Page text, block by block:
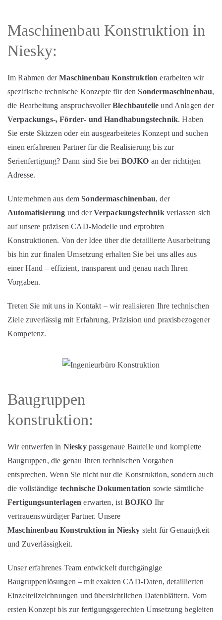
Maschinenbau Konstruktion in
Niesky:
Im Rahmen derMaschinenbau Konstruktion erarbeiten wir
spezifische technische Konzepte für denSondermaschinenbau,
die Bearbeitung anspruchsvollerBlechbauteile und Anlagen der
Verpackungs‑, Förder‑ und Handhabungstechnik. Haben
Sie erste Skizzen oder ein ausgearbeitetes Konzept und suchen
einen erfahrenen Partner für die Realisierung bis zur
Serienfertigung? Dann sind Sie bei BOJKO an der richtigen
Adresse.
Unternehmen aus demSondermaschinenbau, der
Automatisierung und derVerpackungstechnikverlassen sich
auf unsere präzisen CAD‑Modelle und erprobten
Konstruktionen. Von der Idee über die detaillierte Ausarbeitung
bis hin zur finalen Umsetzung erhalten Sie bei uns alles aus
einer Hand – effizient, transparent und genau nach Ihren
Vorgaben.
Treten Sie mit uns in Kontakt – wir realisieren Ihre technischen
Ziele zuverlässig mit Erfahrung, Präzision und praxisbezogener
Kompetenz.
Baugruppen
konstruktion:
Wir entwerfen in Nieskypassgenaue Bauteile und komplette
Baugruppen, die genau Ihren technischen Vorgaben
entsprechen. Wenn Sie nicht nur die Konstruktion, sondern auch
die vollständige technische Dokumentation sowie sämtliche
Fertigungsunterlagen erwarten, ist BOJKO Ihr
vertrauenswürdiger Partner. Unsere
Maschinenbau Konstruktion in Niesky steht für Genauigkeit
und Zuverlässigkeit.
Unser erfahrenes Team entwickelt durchgängige
Baugruppenlösungen – mit exakten CAD‑Daten, detaillierten
Einzelteilzeichnungen und übersichtlichen Datenblättern. Vom
ersten Konzept bis zur fertigungsgerechten Umsetzung begleiten